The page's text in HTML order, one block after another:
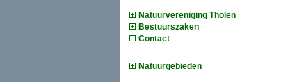
Natuurvereniging Tholen
Bestuurszaken
Contact
Natuurgebieden